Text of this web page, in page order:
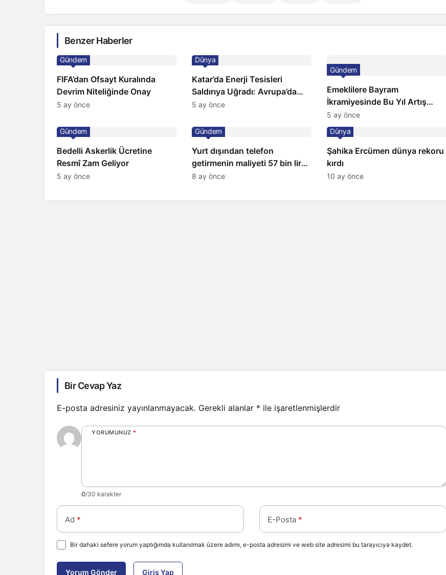
Benzer Haberler
FIFA’dan Ofsayt Kuralında
Devrim Niteliğinde Onay
Gündem
5 ay önce
Katar’da Enerji Tesisleri
Saldırıya Uğradı: Avrupa’da
Doğalgaz Fiyatlarında Sert
Dünya
5 ay önce
Emeklilere Bayram
İkramiyesinde Bu Yıl Artış
Gelmeyecek
Gündem
5 ay önce
Bedelli Askerlik Ücretine
Resmî Zam Geliyor
Gündem
5 ay önce
Yurt dışından telefon
getirmenin maliyeti 57 bin lira
oldu
Gündem
8 ay önce
Şahika Ercümen dünya rekoru
kırdı
Dünya
10 ay önce
Bir Cevap Yaz
E-posta adresiniz yayınlanmayacak. Gerekli alanlar * ile işaretlenmişlerdir
YORUMUNUZ *
0/30 karakter
Ad * E-Posta *
Bir dahaki sefere yorum yaptığımda kullanılmak üzere adımı, e-posta adresimi ve web site adresimi bu tarayıcıya kaydet.
Yorum Gönder Giriş Yap